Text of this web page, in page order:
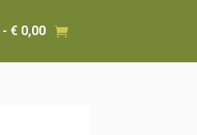
€ 0,00